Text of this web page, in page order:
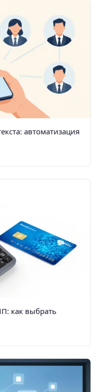
автоматизация
как выбрать